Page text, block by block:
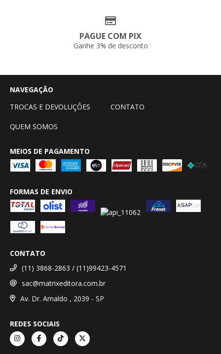
PAGUE COM PIX
Ganhe 3% de desconto
NAVEGAÇÃO
TROCAS E DEVOLUÇÔES
CONTATO
QUEM SOMOS
MEIOS DE PAGAMENTO
FORMAS DE ENVIO
CONTATO
(11) 3868-2863 / (11)99423-4571
sac@matrixeditora.com.br
Av. Dr. Arnaldo , 2039 - SP
REDES SOCIAIS